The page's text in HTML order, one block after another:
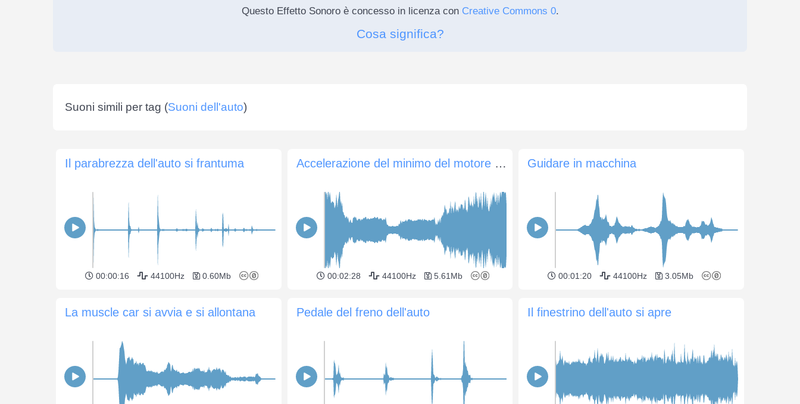
Questo Effetto Sonoro è concesso in licenza con Creative Commons 0.
Cosa significa?
Suoni simili per tag (Suoni dell'auto)
Il parabrezza dell'auto si frantuma
00:00:16 44100Hz 0.60Mb
Accelerazione del minimo del motore di un'auto
00:02:28 44100Hz 5.61Mb
Guidare in macchina
00:01:20 44100Hz 3.05Mb
La muscle car si avvia e si allontana Pedale del freno dell'auto Il finestrino dell'auto si apre